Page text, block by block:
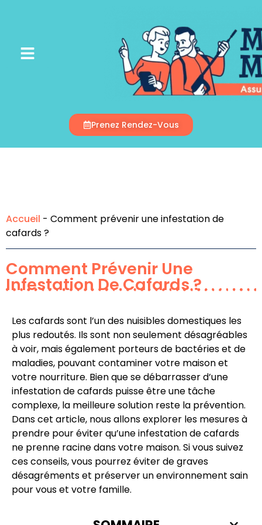
Appelez-Nous
Prenez Rendez-Vous
Accueil - Comment prévenir une infestation de
cafards ?
Comment Prévenir Une
Infestation De Cafards ?
Les cafards sont l’un des nuisibles domestiques les
plus redoutés. Ils sont non seulement désagréables
à voir, mais également porteurs de bactéries et de
maladies, pouvant contaminer votre maison et
votre nourriture. Bien que se débarrasser d’une
infestation de cafards puisse être une tâche
complexe, la meilleure solution reste la prévention.
Dans cet article, nous allons explorer les mesures à
prendre pour éviter qu’une infestation de cafards
ne prenne racine dans votre maison. Si vous suivez
ces conseils, vous pourrez éviter de graves
désagréments et préserver un environnement sain
pour vous et votre famille.